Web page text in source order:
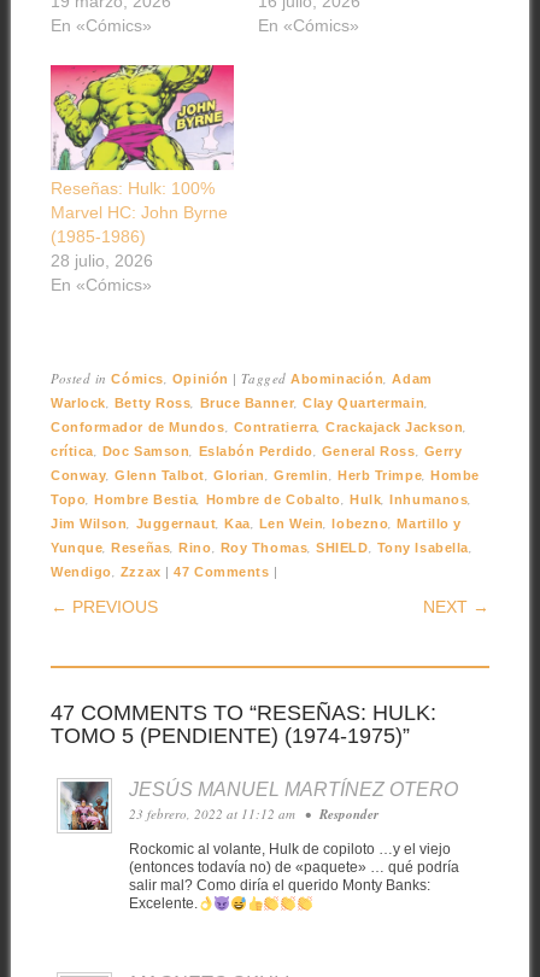
En «Cómics»
En «Cómics»
Reseñas: Hulk: 100%
Marvel HC: John Byrne
(1985-1986)
28 julio, 2026
En «Cómics»
Posted inCómics, Opinión |TaggedAbominación,Adam
Warlock, Betty Ross, Bruce Banner,Clay Quartermain,
Conformador de Mundos, Contratierra,Crackajack Jackson,
crítica, Doc Samson, Eslabón Perdido, General Ross, Gerry
Conway,Glenn Talbot,Glorian,Gremlin,Herb Trimpe,Hombe
Topo,Hombre Bestia, Hombre de Cobalto, Hulk,Inhumanos,
Jim Wilson, Juggernaut,Kaa, Len Wein,lobezno,Martillo y
Yunque,Reseñas,Rino, Roy Thomas,SHIELD, Tony Isabella,
Wendigo, Zzzax |47 Comments |
POST NAVIGATION
← PREVIOUS NEXT →
47 COMMENTS TO “RESEÑAS: HULK:
TOMO 5 (PENDIENTE) (1974-1975)”
JESÚS MANUEL MARTÍNEZ OTERO
23 febrero, 2022 at 11:12 am • Responder
Rockomic al volante, Hulk de copiloto …y el viejo
(entonces todavía no) de «paquete» … qué podría
salir mal? Como diría el querido Monty Banks:
Excelente.